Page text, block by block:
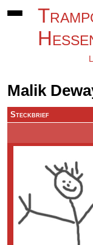
Malik
Steckbrief